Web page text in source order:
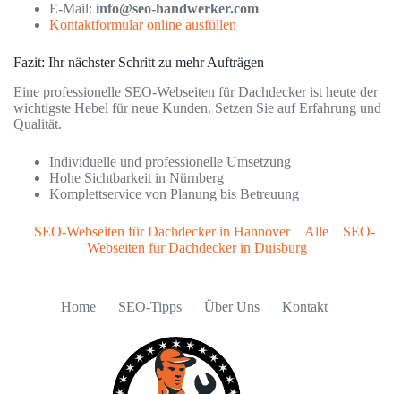
E-Mail: info@seo-handwerker.com
Kontaktformular online ausfüllen
Fazit: Ihr nächster Schritt zu mehr Aufträgen
Eine professionelle SEO-Webseiten für Dachdecker ist heute der
wichtigste Hebel für neue Kunden. Setzen Sie auf Erfahrung und
Qualität.
Individuelle und professionelle Umsetzung
Hohe Sichtbarkeit in Nürnberg
Komplettservice von Planung bis Betreuung
SEO-Webseiten für Dachdecker in Hannover Alle
SEO-
Webseiten für Dachdecker in Duisburg
Home SEO-Tipps Über Uns Kontakt